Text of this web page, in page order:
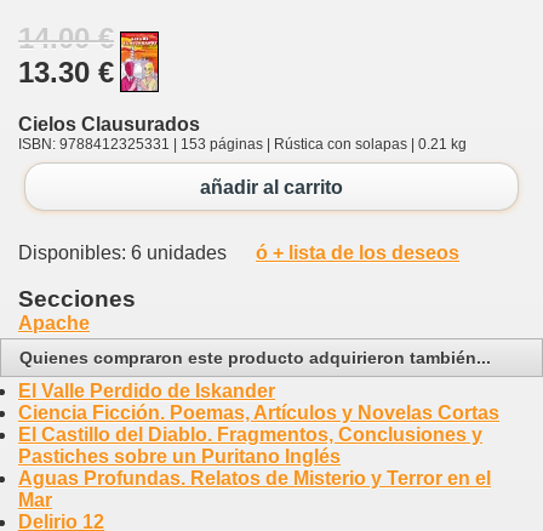
14.00 €
13.30 €
Cielos Clausurados
ISBN: 9788412325331 | 153 páginas | Rústica con solapas | 0.21 kg
añadir al carrito
Disponibles: 6 unidades ó + lista de los deseos
Secciones
Apache
Quienes compraron este producto adquirieron también...
El Valle Perdido de Iskander
Ciencia Ficción. Poemas, Artículos y Novelas Cortas
El Castillo del Diablo. Fragmentos, Conclusiones y
Pastiches sobre un Puritano Inglés
Aguas Profundas. Relatos de Misterio y Terror en el
Mar
Delirio 12